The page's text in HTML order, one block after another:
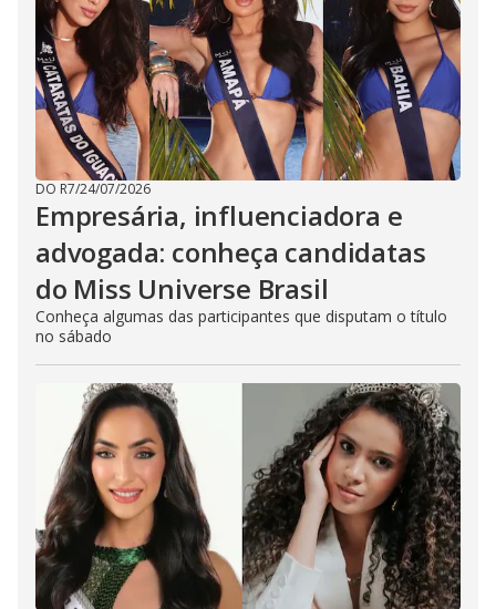
DO R7/24/07/2026
Empresária, influenciadora e
advogada: conheça candidatas
do Miss Universe Brasil
Conheça algumas das participantes que disputam o título
no sábado